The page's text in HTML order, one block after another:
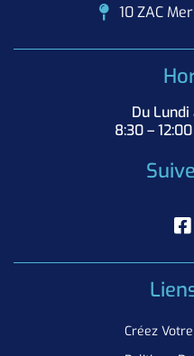
10 ZAC
Du
8:30 –
Créez